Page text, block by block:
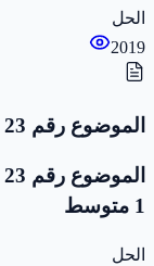
الحل
2019
الموضوع رقم 23
1 متوسط
الحل